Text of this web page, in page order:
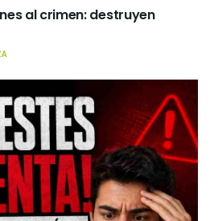
al crimen: destruyen